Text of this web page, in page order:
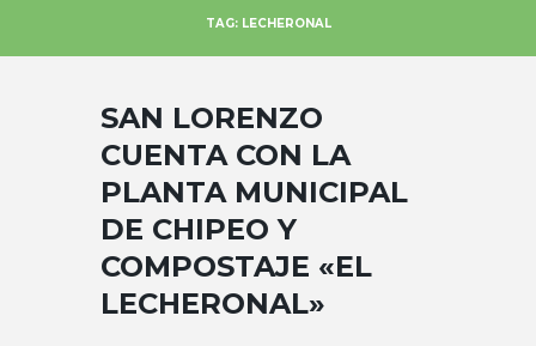
TAG: LECHERONAL
SAN LORENZO
CUENTA CON LA
PLANTA MUNICIPAL
DE CHIPEO Y
COMPOSTAJE «EL
LECHERONAL»